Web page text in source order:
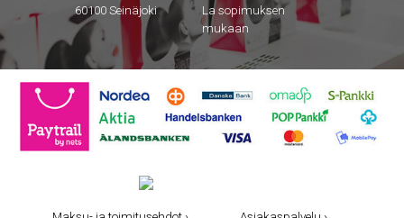
60100 Seinäjoki
La sopimuksen
mukaan